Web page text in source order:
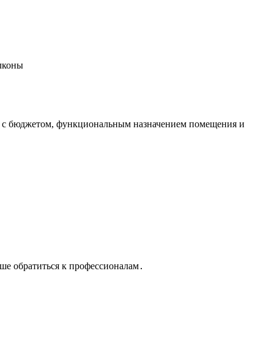
с бюджетом, функциональным назначением помещения и
обратиться к профессионалам․